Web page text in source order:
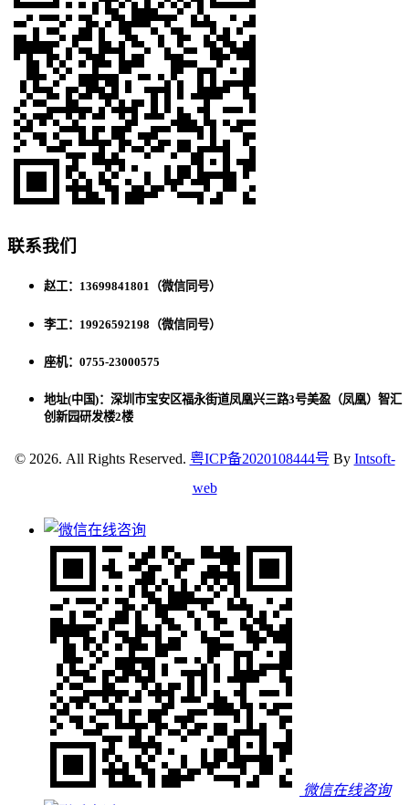
联系我们
赵工：13699841801（微信同号）
李工：19926592198（微信同号）
座机：0755-23000575
地址(中国)：深圳市宝安区福永街道凤凰兴三路3号美盈（凤凰）智汇
创新园研发楼2楼
© 2026. All Rights Reserved. 粤ICP备2020108444号 By Intsoft-
web
微信在线咨询